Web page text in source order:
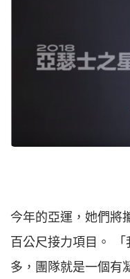
今年的亞運，她們將
百公尺接力項目。
多，團隊就是一個有